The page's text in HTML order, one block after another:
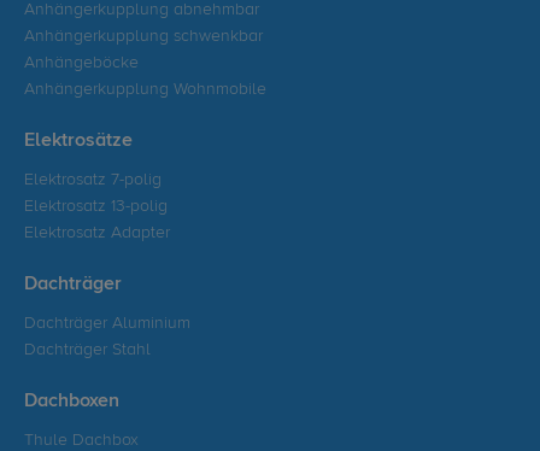
Anhängerkupplung abnehmbar
Anhängerkupplung schwenkbar
Anhängeböcke
Anhängerkupplung Wohnmobile
Elektrosätze
Elektrosatz 7-polig
Elektrosatz 13-polig
Elektrosatz Adapter
Dachträger
Dachträger Aluminium
Dachträger Stahl
Dachboxen
Thule Dachbox